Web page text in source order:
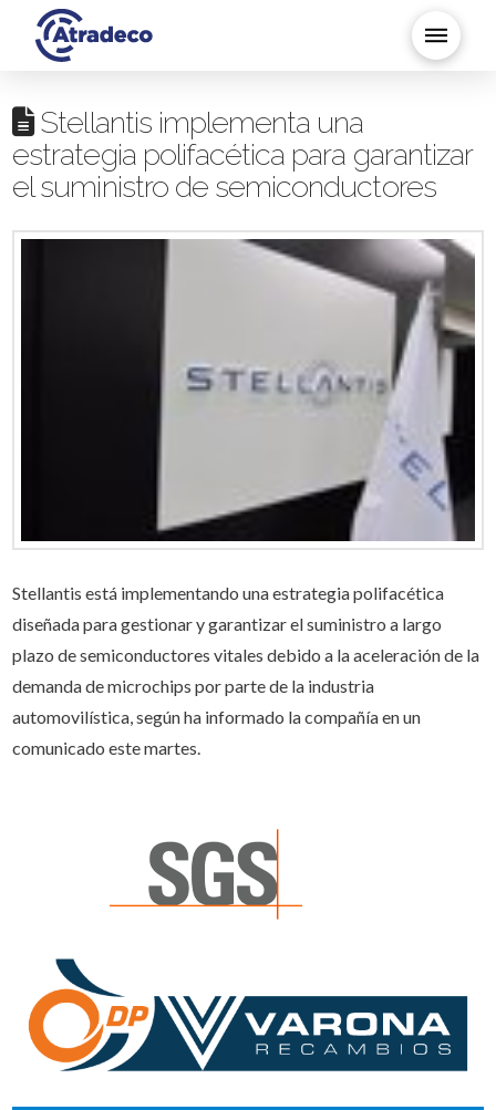
Stellantis implementa una
estrategia polifacética para garantizar
el suministro de semiconductores
Stellantis está implementando una estrategia polifacética
diseñada para gestionar y garantizar el suministro a largo
plazo de semiconductores vitales debido a la aceleración de la
demanda de microchips por parte de la industria
automovilística, según ha informado la compañía en un
comunicado este martes.